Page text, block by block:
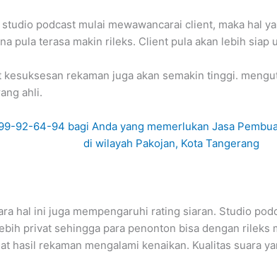
podcast mulai mewawancarai client, maka hal
pula terasa makin rileks. Client pula akan lebih
rekaman juga akan semakin tinggi.
ahli.
hal ini juga mempengaruhi rating siaran. Studio
privat sehingga para penonton bisa dengan
hasil rekaman mengalami kenaikan. Kualitas suara